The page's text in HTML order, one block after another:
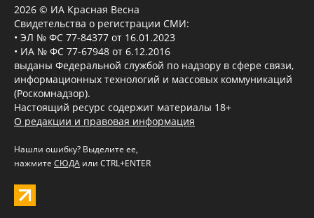
2026 © ИА Красная Весна
Свидетельства о регистрации СМИ:
• ЭЛ № ФС 77-84377 от 16.01.2023
• ИА № ФС 77-67948 от 6.12.2016
выданы Федеральной службой по надзору в сфере связи,
информационных технологий и массовых коммуникаций
(Роскомнадзор).
Настоящий ресурс содержит материалы 18+
О редакции и правовая информация
Нашли ошибку? Выделите ее,
нажмите СЮДА или CTRL+ENTER